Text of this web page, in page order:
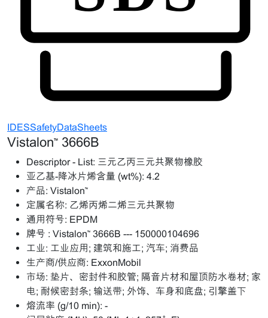
IDESSafetyDataSheets
Vistalon™ 3666B
Descriptor - List: 三元乙丙三元共聚物橡胶
亚乙基-降冰片烯含量 (wt%): 4.2
产品: Vistalon™
定属名称: 乙烯丙烯二烯三元共聚物
通用符号: EPDM
牌号 : Vistalon™ 3666B --- 150000104696
工业: 工业应用; 建筑和施工; 汽车; 消费品
生产商/供应商: ExxonMobil
市场: 垫片、密封件和胶管; 隔音片材和屋顶防水卷材; 家
电; 耐候密封条; 输送带; 外饰、车身和底盘; 引擎盖下
熔流率 (g/10 min): -